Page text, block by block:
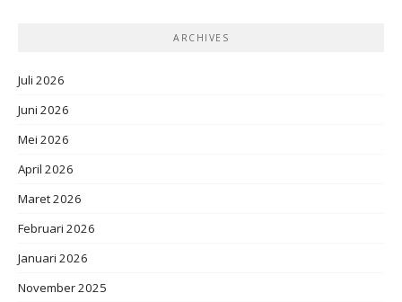
ARCHIVES
Juli 2026
Juni 2026
Mei 2026
April 2026
Maret 2026
Februari 2026
Januari 2026
November 2025